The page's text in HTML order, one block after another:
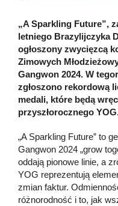
„A Sparkling Future”,
letniego Brazylijczyka
ogłoszony zwycięzcą
Zimowych
Gangwon 2024. W
zgłoszono rekordową
medali, które będą
przyszłorocznego
„A Sparkling Future” to
Gangwon 2024 „grow
oddają pionowe linie, a
YOG reprezentują
zmian faktur.
różnorodność i to, jak